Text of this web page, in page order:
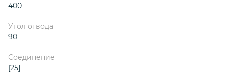
400
Угол отвода
90
Соединение
[25]